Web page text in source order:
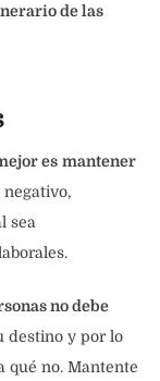
de las
es mantener
sea
no debe
destino y por lo
qué no. Mantente